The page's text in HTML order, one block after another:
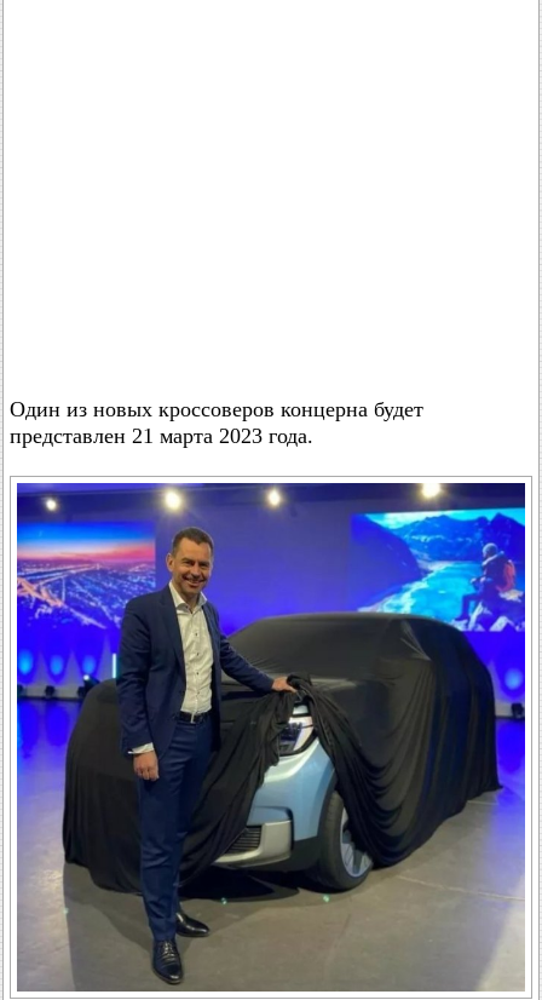
Один из новых кроссоверов концерна будет
представлен 21 марта 2023 года.